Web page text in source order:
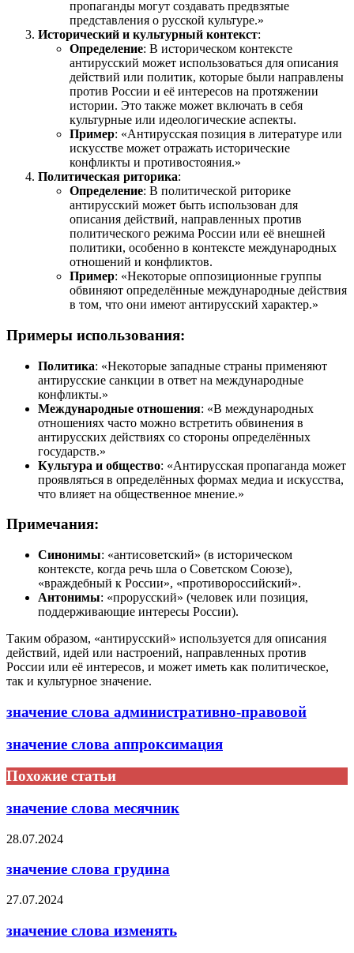
пропаганды могут создавать предвзятые
представления о русской культуре.»
Исторический и культурный контекст:
Определение: В историческом контексте
антирусский может использоваться для описания
действий или политик, которые были направлены
против России и её интересов на протяжении
истории. Это также может включать в себя
культурные или идеологические аспекты.
Пример: «Антирусская позиция в литературе или
искусстве может отражать исторические
конфликты и противостояния.»
Политическая риторика:
Определение: В политической риторике
антирусский может быть использован для
описания действий, направленных против
политического режима России или её внешней
политики, особенно в контексте международных
отношений и конфликтов.
Пример: «Некоторые оппозиционные группы
обвиняют определённые международные действия
в том, что они имеют антирусский характер.»
Примеры использования:
Политика: «Некоторые западные страны применяют
антирусские санкции в ответ на международные
конфликты.»
Международные отношения: «В международных
отношениях часто можно встретить обвинения в
антирусских действиях со стороны определённых
государств.»
Культура и общество: «Антирусская пропаганда может
проявляться в определённых формах медиа и искусства,
что влияет на общественное мнение.»
Примечания:
Синонимы: «антисоветский» (в историческом
контексте, когда речь шла о Советском Союзе),
«враждебный к России», «противороссийский».
Антонимы: «прорусский» (человек или позиция,
поддерживающие интересы России).
Таким образом, «антирусский» используется для описания
действий, идей или настроений, направленных против
России или её интересов, и может иметь как политическое,
так и культурное значение.
значение слова административно-правовой
значение слова аппроксимация
Похожие статьи
значение слова месячник
28.07.2024
значение слова грудина
27.07.2024
значение слова изменять